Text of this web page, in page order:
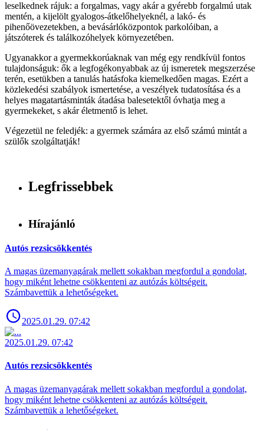
leselkednek rájuk: a forgalmas, vagy akár a gyérebb forgalmú utak
mentén, a kijelölt gyalogos-átkelőhelyeknél, a lakó- és
pihenőövezetekben, a bevásárlóközpontok parkolóiban, a
játszóterek és találkozóhelyek környezetében.
Ugyanakkor a gyermekkorúaknak van még egy rendkívül fontos
tulajdonságuk: ők a legfogékonyabbak az új ismeretek megszerzése
terén, esetükben a tanulás hatásfoka kiemelkedően magas. Ezért a
közlekedési szabályok ismertetése, a veszélyek tudatosítása és a
helyes magatartásminták átadása balesetektől óvhatja meg a
gyermekeket, s akár életmentő is lehet.
Végezetül ne feledjék: a gyermek számára az első számú mintát a
szülők szolgáltatják!
Legfrissebbek
Hírajánló
Autós rezsicsökkentés
A magas üzemanyagárak mellett sokakban megfordul a gondolat,
hogy miként lehetne csökkenteni az autózás költségeit.
Számbavettük a lehetőségeket.
2025.01.29. 07:42
2025.01.29. 07:42
Autós rezsicsökkentés
A magas üzemanyagárak mellett sokakban megfordul a gondolat,
hogy miként lehetne csökkenteni az autózás költségeit.
Számbavettük a lehetőségeket.